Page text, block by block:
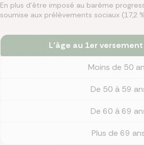
En plus d’être imposé au barème
soumise aux prélèvements sociaux (17,2
L'âge au 1er
Moins de 50
De 50 à 59
De 60 à 69
Plus de 69